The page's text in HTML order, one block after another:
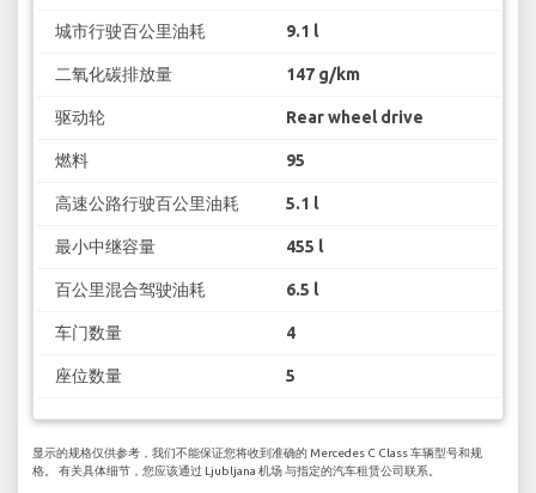
城市行驶百公里油耗 9.1 l
二氧化碳排放量 147 g/km
驱动轮 Rear wheel drive
燃料 95
高速公路行驶百公里油耗 5.1 l
最小中继容量 455 l
百公里混合驾驶油耗 6.5 l
车门数量 4
座位数量 5
显示的规格仅供参考，我们不能保证您将收到准确的 Mercedes C Class 车辆型号和规
格。 有关具体细节，您应该通过 Ljubljana 机场 与指定的汽车租赁公司联系。